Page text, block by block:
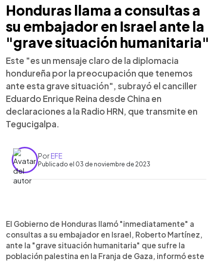
Honduras llama a consultas a
su embajador en Israel ante la
"grave situación humanitaria"
Este "es un mensaje claro de la diplomacia
hondureña por la preocupación que tenemos
ante esta grave situación", subrayó el canciller
Eduardo Enrique Reina desde China en
declaraciones a la Radio HRN, que transmite en
Tegucigalpa.
PorEFE
Publicado el 03 de noviembre de 2023
► Escuchar artículo
El Gobierno de Honduras llamó "inmediatamente" a
consultas a su embajador en Israel, Roberto Martínez,
ante la "grave situación humanitaria" que sufre la
población palestina en la Franja de Gaza, informó este